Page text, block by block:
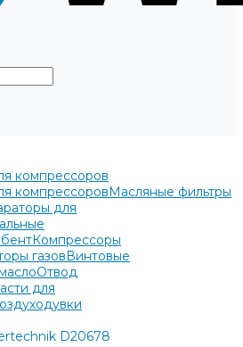
компрессоров
компрессоровМасляные фильтры
для
Компрессоры
газовВинтовые
Отвод
для
D20678